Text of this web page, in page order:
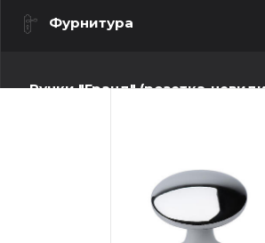
Фурнитура
Ручки "Гранд" (розетка-
Ручки "Стандарт" (квадратная
Ручки "Стандарт" (круглая
Ручки "Стандарт" (фигурная